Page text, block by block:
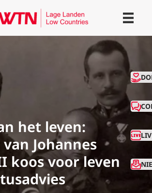
het leven:
Johannes
koos voor leven